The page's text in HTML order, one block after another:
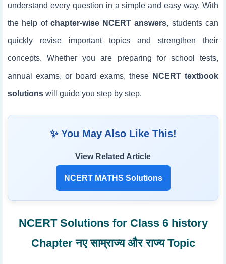
understand every question in a simple and easy way. With
the help of chapter-wise NCERT answers, students can
quickly revise important topics and strengthen their
concepts. Whether you are preparing for school tests,
annual exams, or board exams, these NCERT textbook
solutions will guide you step by step.
✨ You May Also Like This!
View Related Article
NCERT MATHS Solutions
NCERT Solutions for Class 6 history
Chapter नए साम्राज्य और राज्य Topic